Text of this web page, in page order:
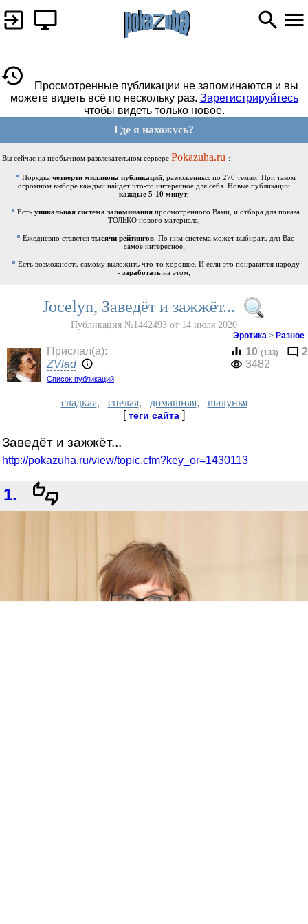
Просмотренные публикации не запоминаются и вы
можете видеть всё по нескольку раз. Зарегистрируйтесь
чтобы видеть только новое.
Где я нахожусь?
Вы сейчас на необычном развлекательном сервере Pokazuha.ru :
Порядка четверти миллиона публикаций, разложенных по 270 темам. При таком
огромном выборе каждый найдет что-то интересное для себя. Новые публикации
каждые 5-10 минут;
Есть уникальная система запоминания просмотренного Вами, и отбора для показа
ТОЛЬКО нового материала;
Ежедневно ставятся тысячи рейтингов . По ним система может выбирать для Вас
самое интересное;
Есть возможность самому выложить что-то хорошее. И если это понравится народу
- заработать на этом;
Jocelyn, Заведёт и зажжёт...
Публикация №1442493 от 14 июля 2020
Эротика > Разное
Прислал(a):
ZVlad
Список публикаций
10 (133)
2
3482
сладкая, спелая, домашняя, шалунья
[теги сайта ]
Заведёт и зажжёт...
http://pokazuha.ru/view/topic.cfm?key_or=1430113
1.